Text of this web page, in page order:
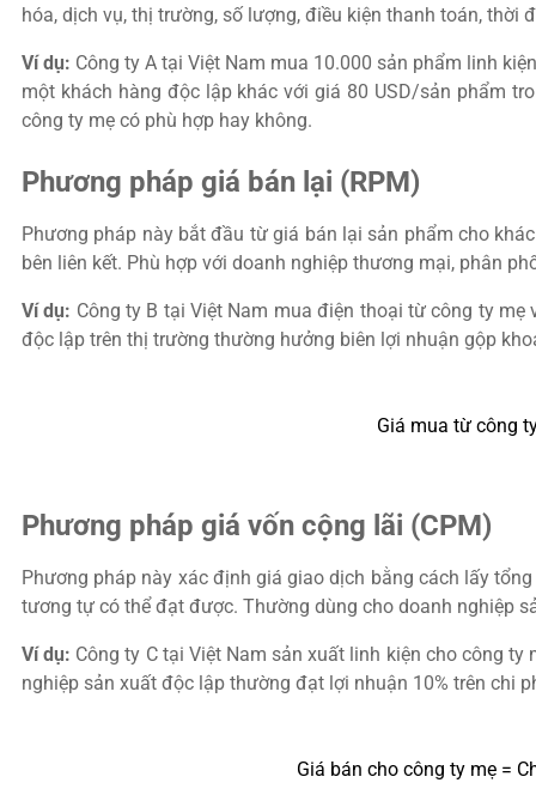
hóa, dịch vụ, thị trường, số lượng, điều kiện thanh toán,
Ví dụ: Công ty A tại Việt Nam mua 10.000 sản phẩm linh
một khách hàng độc lập khác với giá 80 USD/sản phẩm
công ty mẹ có phù hợp hay không.
Phương pháp giá bán lại (RPM)
Phương pháp này bắt đầu từ giá bán lại sản phẩm cho
bên liên kết. Phù hợp với doanh nghiệp thương mại, phân
Ví dụ: Công ty B tại Việt Nam mua điện thoại từ công ty
độc lập trên thị trường thường hưởng biên lợi nhuận gộp
Giá mua từ công
Phương pháp giá vốn cộng lãi (CPM)
Phương pháp này xác định giá giao dịch bằng cách lấy
tương tự có thể đạt được. Thường dùng cho doanh nghiệp
Ví dụ: Công ty C tại Việt Nam sản xuất linh kiện cho công
nghiệp sản xuất độc lập thường đạt lợi nhuận 10% trên chi
Giá bán cho công ty mẹ =